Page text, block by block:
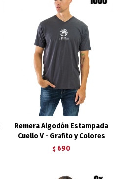
Remera Algodón Estampada
Cuello V - Grafito y Colores
$ 690